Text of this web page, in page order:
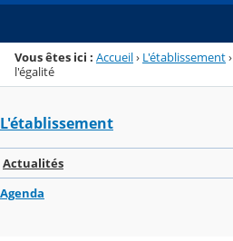
Vous êtes ici : Accueil› L'établissement›
l'égalité
L'établissement
Actualités
Agenda